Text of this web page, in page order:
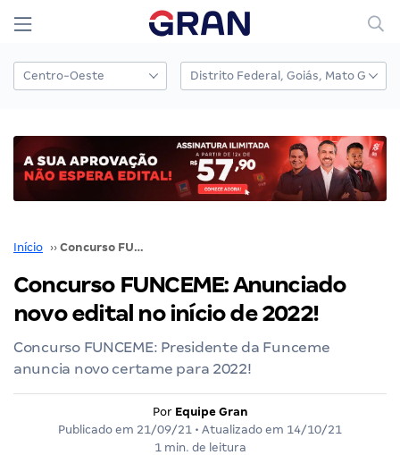
Início ›› Concurso FUNCEME: Anunciado novo edital no início de 2022!
Concurso FUNCEME: Anunciado
novo edital no início de 2022!
Concurso FUNCEME: Presidente da Funceme
anuncia novo certame para 2022!
Por Equipe Gran
Publicado em 21/09/21 • Atualizado em 14/10/21
1 min. de leitura